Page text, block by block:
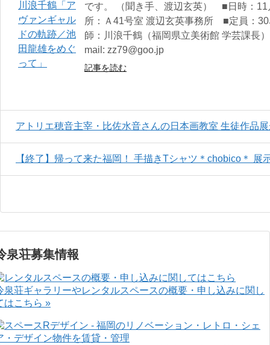
です。 （聞き手、渡辺玄英） ■日時：
所：Ａ41号室 渡辺玄英事務所 ■定員：
師：川浪千鶴（福岡県立美術館 学芸課
mail: zz79@goo.jp
記事を読む
アトリエ穂音主宰・比佐水音さんの日本画教室 生徒作品
【終了】帰って来た福岡！ 手描きTシャツ＊chobico＊ 展
泉荘募集情報
泉荘ギャラリーやレンタルスペースの概要・申し込みに関し
はこちら »